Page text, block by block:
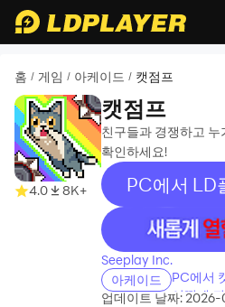
홈 / 게임 / 아케이드 / 캣점프
4.0 8K+
캣점프
친구들과 경쟁하고 누
확인하세요!
PC에서 LD
recommend
Seeplay Inc.
아케이드
PC에서
어떻게
업데이트 날짜: